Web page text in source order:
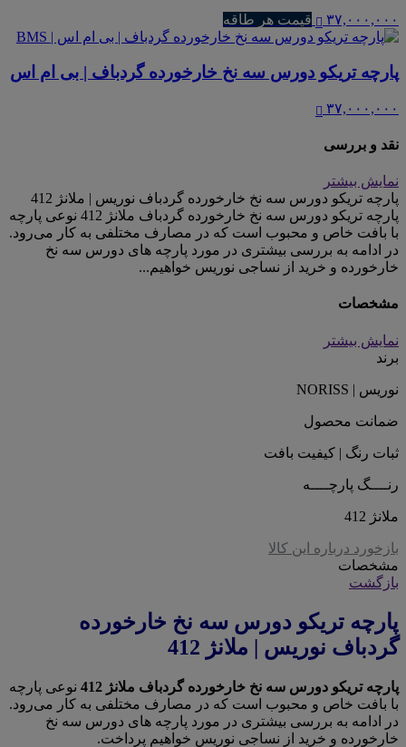
۳۷,۰۰۰,۰۰۰ قیمت هر طاقه
پارچه تریکو دورس سه نخ خارخورده گردباف | بی ام اس
۳۷,۰۰۰,۰۰۰
نقد و بررسی
نمایش بیشتر
پارچه تریکو دورس سه نخ خارخورده گردباف نوریس | ملانژ 412
پارچه تریکو دورس سه نخ خارخورده گردباف ملانژ 412 نوعی پارچه
با بافت خاص و محبوب است که در مصارف مختلفی به کار می‌رود.
در ادامه به بررسی بیشتری در مورد پارچه های دورس سه نخ
خارخورده و خرید از نساجی نوریس خواهیم...
مشخصات
نمایش بیشتر
برند
نوریس | NORISS
ضمانت محصول
ثبات رنگ | کیفیت بافت
رنــــگ پارچــــه
ملانژ 412
بازخورد درباره این کالا
مشخصات
بازگشت
پارچه تریکو دورس سه نخ خارخورده
گردباف نوریس | ملانژ 412
پارچه تریکو دورس سه نخ خارخورده گردباف ملانژ 412
نوعی پارچه
با بافت خاص و محبوب است که در مصارف مختلفی به کار می‌رود.
در ادامه به بررسی بیشتری در مورد پارچه های دورس سه نخ
خارخورده و خرید از نساجی نوریس خواهیم پرداخت.